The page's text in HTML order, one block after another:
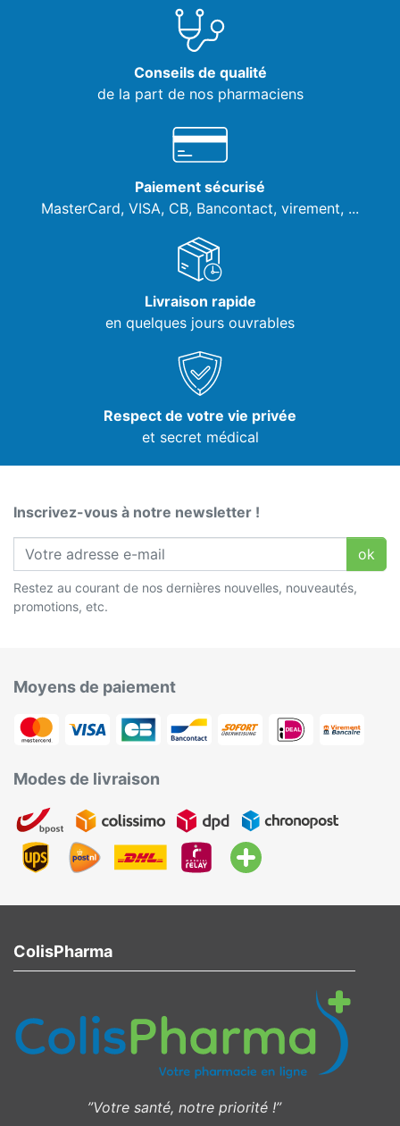
Conseils de qualité
de la part de nos pharmaciens
Paiement sécurisé
MasterCard, VISA, CB, Bancontact, virement, ...
Livraison rapide
en quelques jours ouvrables
Respect de votre vie privée
et secret médical
Inscrivez-vous à notre newsletter !
ok
Restez au courant de nos dernières nouvelles, nouveautés,
promotions, etc.
Moyens de paiement
Modes de livraison
ColisPharma
”Votre santé, notre priorité !”